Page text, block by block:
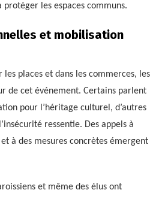
protéger les espaces communs.
et mobilisation
les places et dans les commerces, les
de cet événement. Certains parlent
pour l’héritage culturel, d’autres
ressentie. Des appels à
à des mesures concrètes émergent
et même des élus ont